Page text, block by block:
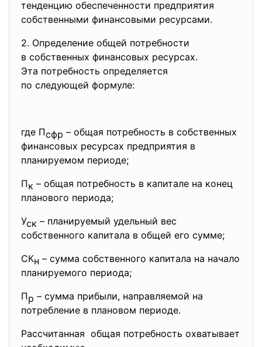
тенденцию обеспеченности предприятия
собственными финансовыми ресурсами.
2. Определение общей потребности
в собственных финансовых ресурсах.
Эта потребность определяется
по следующей формуле:
где Псфр – общая потребность в собственных
финансовых ресурсах предприятия в
планируемом периоде;
Пк – общая потребность в капитале на конец
планового периода;
Уск – планируемый удельный вес
собственного капитала в общей его сумме;
СКн – сумма собственного капитала на начало
планируемого периода;
Пр – сумма прибыли, направляемой на
потребление в плановом периоде.
Рассчитанная общая потребность охватывает